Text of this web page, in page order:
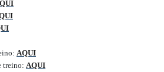
: AQUI
treino: AQUI